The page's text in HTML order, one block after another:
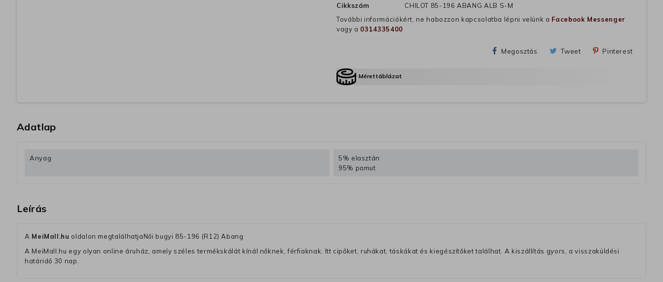
Cikkszám
CHILOT 85-196 ABANG ALB S-M
További információkért, ne habozzon kapcsolatba lépni velünk a Facebook Messenger
vagy a 0314335400
Megosztás Tweet Pinterest
Mérettáblázat
Adatlap
Anyag
5% elasztán
95% pamut
Leírás
A MeiMall.hu oldalon megtalálhatjaNői bugyi 85-196 (R12) Abang
A MeiMall.hu egy olyan online áruház, amely széles termékskálát kínál nőknek, férfiaknak. Itt cipőket, ruhákat, táskákat és kiegészítőket találhat. A kiszállítás gyors, a visszaküldési
határidő 30 nap.